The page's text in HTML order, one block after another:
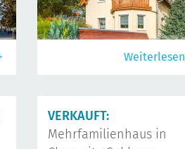
Weiterlesen
VERKAUFT:
Mehrfamilienhaus in